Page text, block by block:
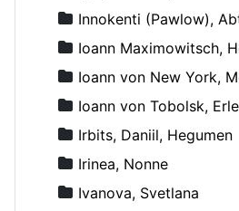
Innokenti (Pawlow),
Ioann Maximowitsch,
Ioann von New York,
Ioann von Tobolsk,
Irbits, Daniil, Hegumen
Irinea, Nonne
Ivanova, Svetlana